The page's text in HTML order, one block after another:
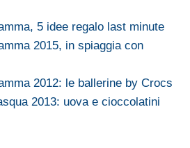
5 idee regalo last minute
2015, in spiaggia con
2012: le ballerine by Crocs
2013: uova e cioccolatini